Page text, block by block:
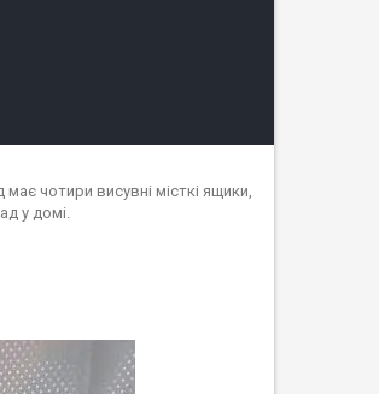
чотири висувні місткі ящики,
у домі.